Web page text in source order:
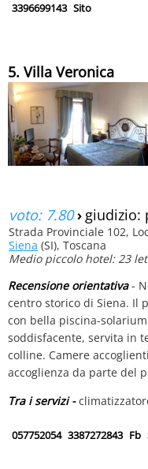
3396699143 Sito
5. Villa Veronica
voto: 7.80› giudizio:
Strada Provinciale 102,
Siena (SI), Toscana
Medio piccolo hotel: 23
Recensione orientativa-
centro storico di Siena. Il
con bella piscina-
soddisfacente, servita in
colline. Camere
accoglienza da parte del
Tra i servizi -
057752054 3387272843 Fb